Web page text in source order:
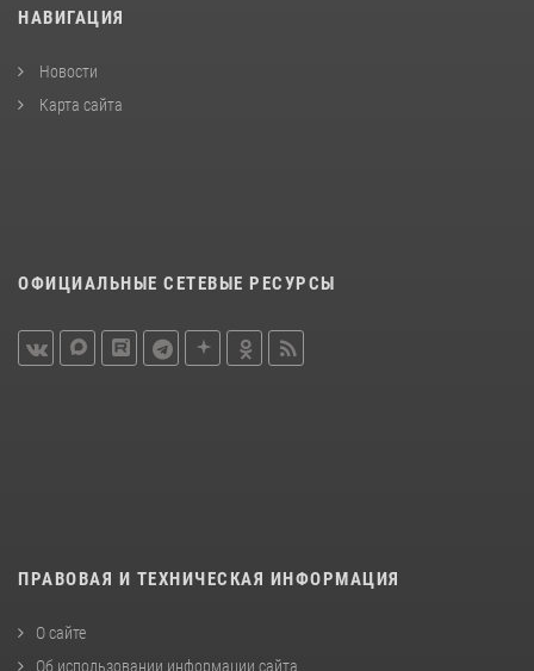
НАВИГАЦИЯ
Новости
Карта сайта
ОФИЦИАЛЬНЫЕ СЕТЕВЫЕ РЕСУРСЫ
ПРАВОВАЯ И ТЕХНИЧЕСКАЯ ИНФОРМАЦИЯ
О сайте
Об использовании информации сайта